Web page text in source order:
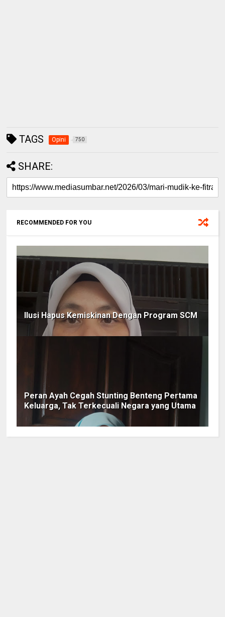
TAGS Opini 750
SHARE:
RECOMMENDED FOR YOU
Ilusi Hapus Kemiskinan Dengan Program SCM
Peran Ayah Cegah Stunting Benteng Pertama
Keluarga, Tak Terkecuali Negara yang Utama